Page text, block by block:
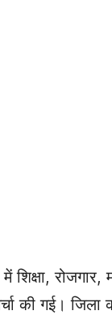
शिक्षा,
की गई।